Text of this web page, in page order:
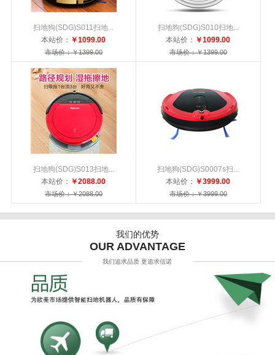
扫地狗(SDG)S011扫地...
本站价： ￥1099.00
市场价：￥1399.00
扫地狗(SDG)S010扫地...
本站价： ￥1099.00
市场价：￥1399.00
扫地狗(SDG)S013扫地...
本站价： ￥2088.00
市场价：￥2088.00
扫地狗(SDG)S0007s扫...
本站价： ￥3999.00
市场价：￥3999.00
我们的优势
OUR ADVANTAGE
我们追求品质 更追求信诺